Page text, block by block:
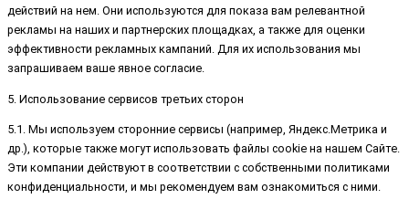
действий на нем. Они используются для показа вам релевантной
рекламы на наших и партнерских площадках, а также для оценки
эффективности рекламных кампаний. Для их использования мы
запрашиваем ваше явное согласие.
5. Использование сервисов третьих сторон
5.1. Мы используем сторонние сервисы (например, Яндекс.Метрика и
др.), которые также могут использовать файлы cookie на нашем Сайте.
Эти компании действуют в соответствии с собственными политиками
конфиденциальности, и мы рекомендуем вам ознакомиться с ними.